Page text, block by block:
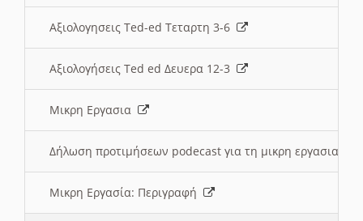
Αξιολογησεις Ted-ed Τεταρτη 3-6
Αξιολογήσεις Ted ed Δευερα 12-3
Μικρη Εργασια
Δήλωση προτιμήσεων podecast για τη μικρη εργασια
Μικρη Εργασία: Περιγραφή